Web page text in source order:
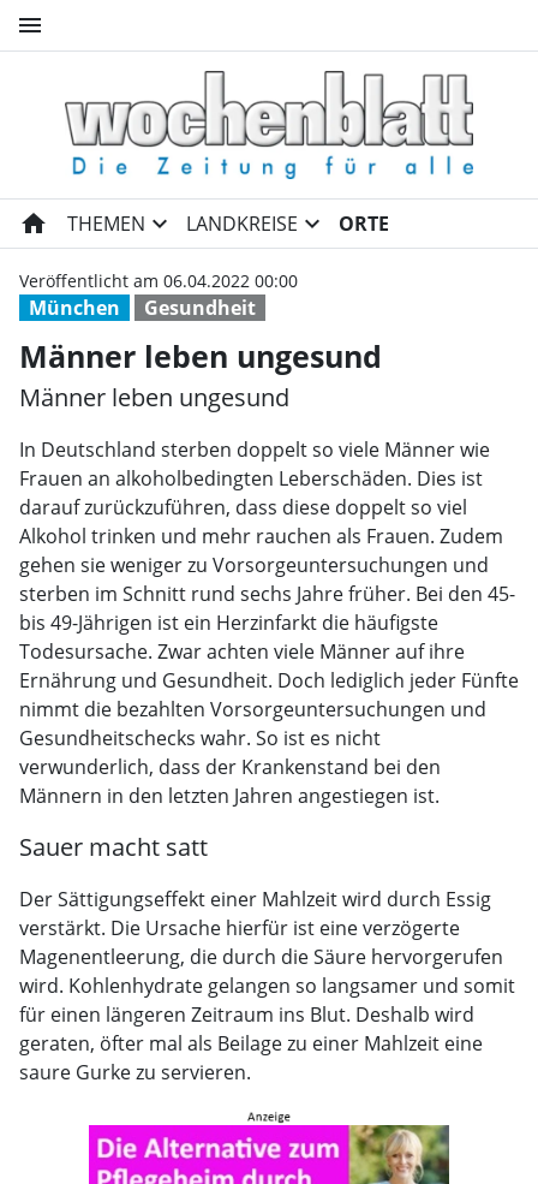
menu
Männer leben ungesund |
home THEMEN expand_more LANDKREISE expand_more ORTE
München Gesundheit
Veröffentlicht am 06.04.2022 00:00
Männer leben ungesund
Männer leben ungesund
In Deutschland sterben doppelt so viele Männer wie
Frauen an alkoholbedingten Leberschäden. Dies ist
darauf zurückzuführen, dass diese doppelt so viel
Alkohol trinken und mehr rauchen als Frauen. Zudem
gehen sie weniger zu Vorsorgeuntersuchungen und
sterben im Schnitt rund sechs Jahre früher. Bei den 45-
bis 49-Jährigen ist ein Herzinfarkt die häufigste
Todesursache. Zwar achten viele Männer auf ihre
Ernährung und Gesundheit. Doch lediglich jeder Fünfte
nimmt die bezahlten Vorsorgeuntersuchungen und
Gesundheitschecks wahr. So ist es nicht
verwunderlich, dass der Krankenstand bei den
Männern in den letzten Jahren angestiegen ist.
Sauer macht satt
Der Sättigungseffekt einer Mahlzeit wird durch Essig
verstärkt. Die Ursache hierfür ist eine verzögerte
Magenentleerung, die durch die Säure hervorgerufen
wird. Kohlenhydrate gelangen so langsamer und somit
für einen längeren Zeitraum ins Blut. Deshalb wird
geraten, öfter mal als Beilage zu einer Mahlzeit eine
saure Gurke zu servieren.